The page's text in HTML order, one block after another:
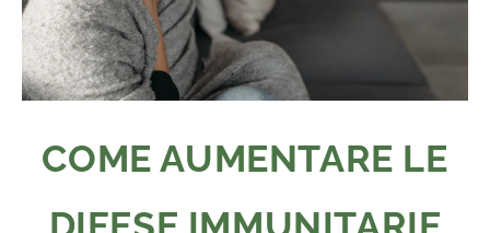
COME AUMENTARE LE